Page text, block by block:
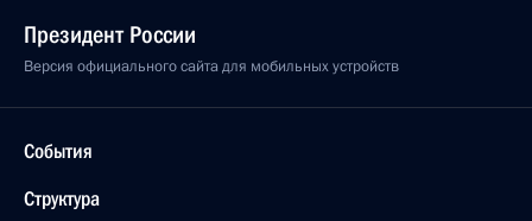
Президент России
Версия официального сайта для мобильных устройств
События
Структура